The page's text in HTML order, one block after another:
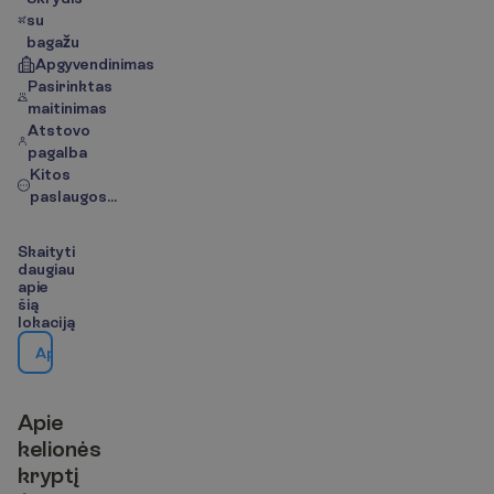
su
bagažu
Apgyvendinimas
Pasirinktas
maitinimas
Atstovo
pagalba
Kitos
paslaugos...
Skaityti
daugiau
apie
šią
lokaciją
Ap
Apie
kelionės
kryptį